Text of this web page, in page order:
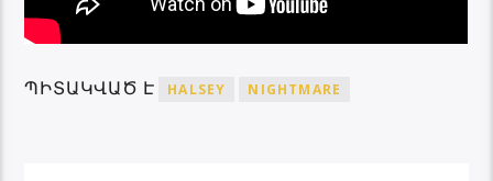
ՊԻՏԱԿՎԱԾ Է HALSEY NIGHTMARE